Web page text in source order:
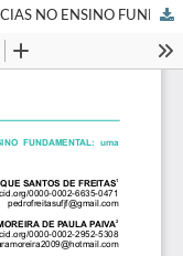
RECURSOS METODOLÓGICOS EM CIÊNCIAS NO ENSINO FUNDAMENTAL: uma revisão bibliográfica da literatura